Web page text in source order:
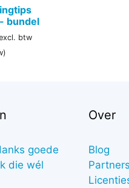
bundel
btw
goede
die wél
Over
Blog
Partners